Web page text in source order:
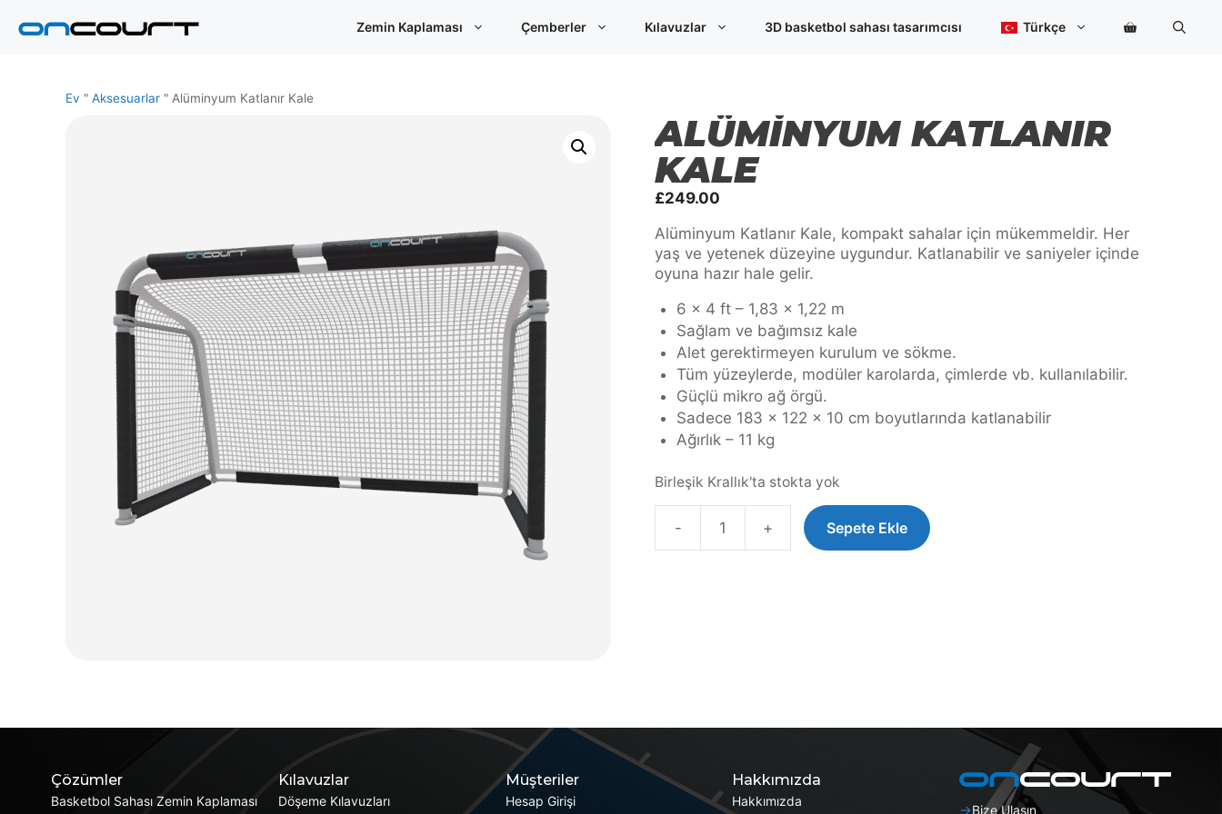
geç
Zemin Kaplaması Çemberler Kılavuzlar 3D basketbol sahası tasarımcısı Türkçe
Ev " Aksesuarlar " Alüminyum Katlanır Kale
ALÜMINYUM KATLANIR
KALE
£249.00
Alüminyum Katlanır Kale, kompakt sahalar için mükemmeldir. Her
yaş ve yetenek düzeyine uygundur. Katlanabilir ve saniyeler içinde
oyuna hazır hale gelir.
6 x 4 ft – 1,83 x 1,22 m
Sağlam ve bağımsız kale
Alet gerektirmeyen kurulum ve sökme.
Tüm yüzeylerde, modüler karolarda, çimlerde vb. kullanılabilir.
Güçlü mikro ağ örgü.
Sadece 183 x 122 x 10 cm boyutlarında katlanabilir
Ağırlık – 11 kg
Birleşik Krallık'ta stokta yok
-
Aluminium
Folding
+ Sepete Ekle
Çözümler
Basketbol Sahası Zemin Kaplaması
Kılavuzlar
Döşeme Kılavuzları
Müşteriler
Hesap Girişi
Hakkımızda
Hakkımızda
Bize Ulaşın